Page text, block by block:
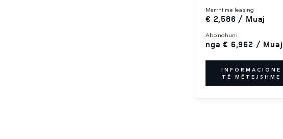
merrni me leasing
€ 2,586 / Muaj
abonohuni
nga € 6,962 / Muaj
INFORMACIONE
TË MËTEJSHME